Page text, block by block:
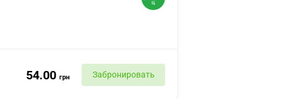
54.00 грн Забронировать